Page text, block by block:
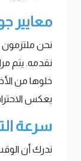
معايير
نحن ملتزمون
نقدمه. يتم
خلوها من
يعكس
سرعة
ندرك أن